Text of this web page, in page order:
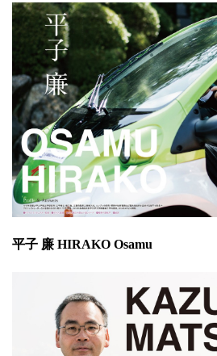
平子 廉 HIRAKO Osamu